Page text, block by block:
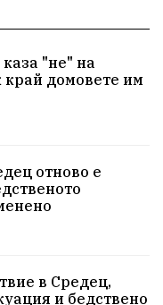
"не" на
край домовете им
отново е
в Средец,
и бедствено